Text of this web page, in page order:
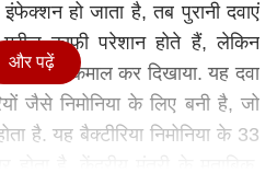
हो जाता है, तब पुरानी दवाएं
काफी परेशान होते हैं, लेकिन
पर कमाल कर दिखाया. यह दवा
जैसे निमोनिया के लिए बनी है, जो
है. यह बैक्टीरिया निमोनिया के 33
और पढ़ें